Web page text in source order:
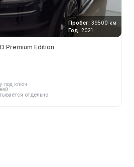
Пробег: 39500 км
Год: 2021
Premium Edition
под ключ
отдельно